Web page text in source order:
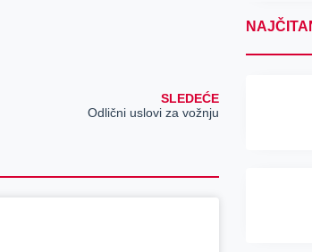
SLEDEĆE
Odlični uslovi za vožnju